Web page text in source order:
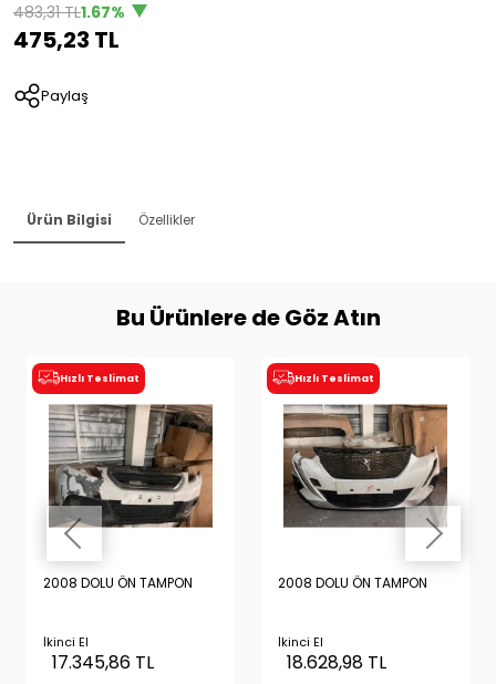
483,31 TL1.67%
475,23 TL
Paylaş
Ürün Bilgisi Özellikler
Bu Ürünlere de Göz Atın
Hızlı Teslimat
2008 DOLU ÖN TAMPON
İkinci El
17.345,86 TL
Hızlı Teslimat
2008 DOLU ÖN TAMPON
İkinci El
18.628,98 TL